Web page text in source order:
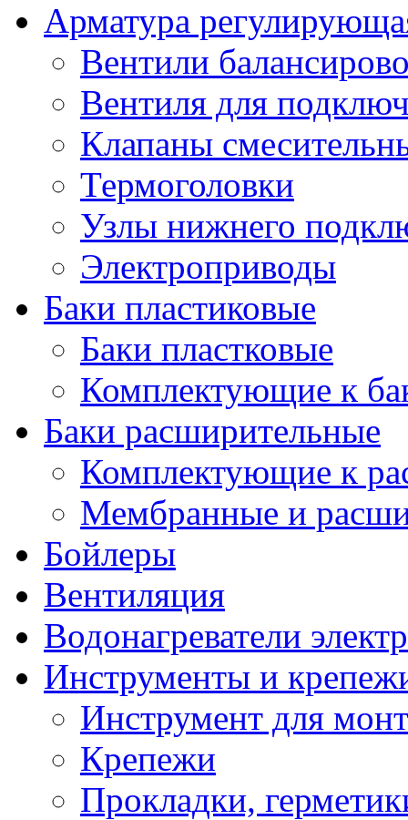
Арматура
Вентили
Вентиля для
Клапаны
Термоголовки
Узлы нижнего
Электроприводы
Баки пластиковые
Баки пластковые
Комплектующие к
Баки расширительные
Комплектующие к
Мембранные и
Бойлеры
Вентиляция
Водонагреватели
Инструменты и
Инструмент для
Крепежи
Прокладки,